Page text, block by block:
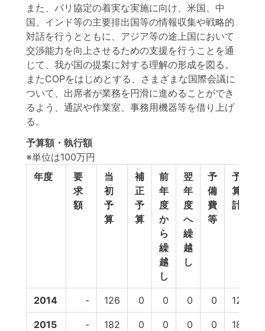
また、パリ協定の着実な実施に向け、米国、中
国、インド等の主要排出国等の情報収集や戦略的
対話を行うとともに、アジア等の途上国において
交渉能力を向上させるための支援を行うことを通
じて、我が国の提案に対する理解の形成を図る。
またCOPをはじめとする、さまざまな国際会議に
ついて、出席者が業務を円滑に進めることができ
るよう、通訳や作業室、事務用機器等を借り上げ
る。
予算額・執行額
※単位は100万円
年度
要
求
額
当
初
予
算
補
正
予
算
前
年
度
か
ら
繰
越
し
翌
年
度
へ
繰
越
し
予
備
費
等
予
算
計
2014 - 126 0 0 0 0 126
2015 - 182 0 0 0 0 182